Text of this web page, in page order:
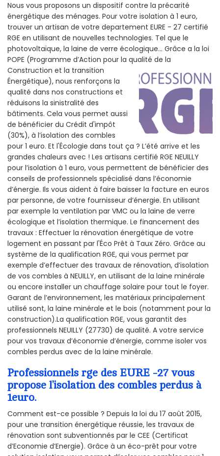
Nous vous proposons un dispositif contre la précarité
énergétique des ménages. Pour votre isolation à 1 euro,
trouver un artisan de votre departement EURE - 27 certifié
RGE en utilisant de nouvelles technologies. Tel que le
photovoltaïque, la laine de verre écologique... Grâce a la loi
POPE (Programme d’Action pour la qualité de la
Construction et la transition
Énergétique), nous renforçons la
qualité dans nos constructions et
réduisons la sinistralité des
bâtiments. Cela vous permet aussi
de bénéficier du Crédit d'impôt
(30%), à l’isolation des combles
pour 1 euro. Et l'Écologie dans tout ça ? L’été arrive et les
grandes chaleurs avec ! Les artisans certifié RGE NEUILLY
pour l’isolation à 1 euro, vous permettent de bénéficier des
conseils de professionnels spécialisé dans l’économie
d’énergie. Ils vous aident à faire baisser la facture en euros
par personne, de votre fournisseur d’énergie. En utilisant
par exemple la ventilation par VMC ou la laine de verre
écologique et l’isolation thermique. Le financement des
travaux : Effectuer la rénovation énergétique de votre
logement en passant par l'Éco Prêt à Taux Zéro. Grâce au
système de la qualification RGE, qui vous permet par
exemple d’effectuer des travaux de rénovation, d’isolation
de vos combles à NEUILLY, en utilisant de la laine minérale
ou encore installer un chauffage solaire pour tout le foyer.
Garant de l’environnement, les matériaux principalement
utilisé sont, la laine minérale et le bois (notamment pour la
construction).La qualification RGE, vous garantit des
professionnels NEUILLY (27730) de qualité. A votre service
pour vos travaux d’économie d’énergie, comme isoler vos
combles perdus avec de la laine minérale.
Professionnels rge des EURE -27 vous
propose l’isolation des combles perdus à
1euro.
Comment est-ce possible ? Depuis la loi du 17 août 2015,
pour une transition énergétique réussie, les travaux de
rénovation sont subventionnés par le CEE (Certificat
d’Economie d’Energie). Grâce à un éco-prêt pour votre